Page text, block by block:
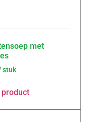
met
stuk
product